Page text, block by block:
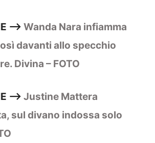
–> Wanda Nara infiamma
davanti allo specchio
Divina – FOTO
–> Justine Mattera
sul divano indossa solo